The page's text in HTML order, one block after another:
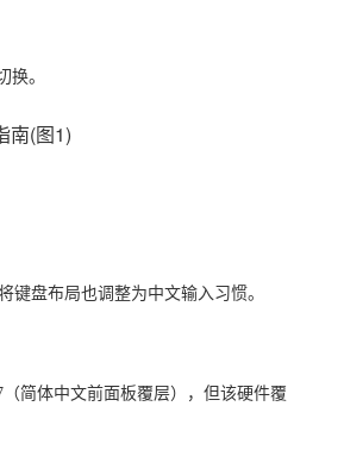
换。
键盘布局也调整为中文输入习惯。
（简体中文前面板覆层），但该硬件覆